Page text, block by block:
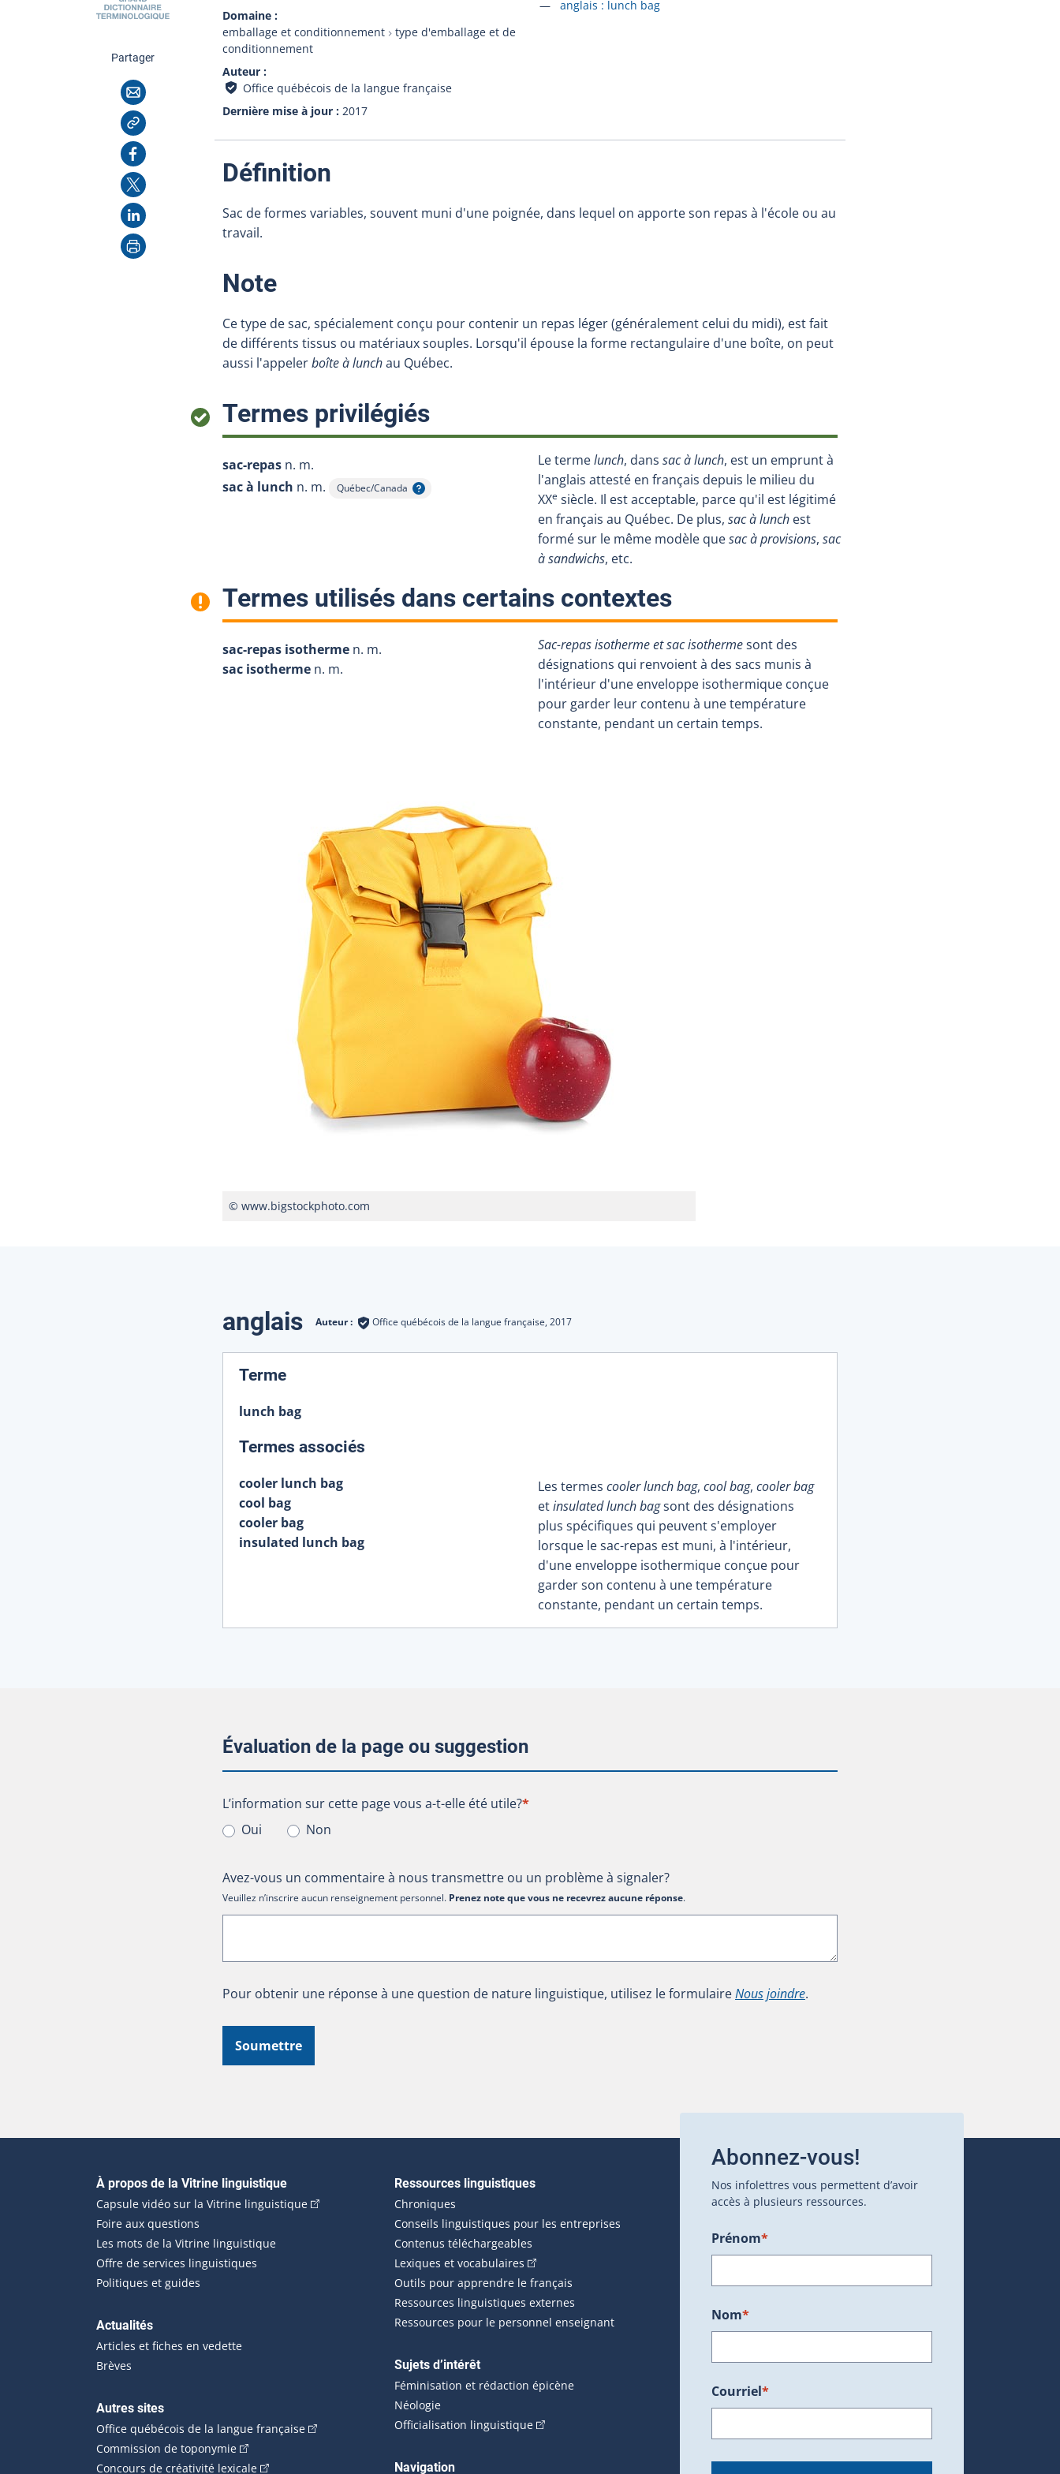
Domaine
emballage et conditionnement
type d'emballage et de
conditionnement
Auteur
Office québécois de la langue française
Dernière mise à jour
2017
Accéder à la fiche en
anglais : lunch bag
Partagercette page
Courriel
Copier l'adresse
Facebook
X
LinkedIn
Imprimer
Définition
Sac de formes variables, souvent muni d'une poignée, dans lequel on apporte son repas à l'école ou au
travail.
Note:
Ce type de sac, spécialement conçu pour contenir un repas léger (généralement celui du midi), est fait
de différents tissus ou matériaux souples. Lorsqu'il épouse la forme rectangulaire d'une boîte, on peut
aussi l'appelerboîte à lunchau Québec.
Termes privilégiés:
sac-repas n. m.
sac à lunch n. m. Québec/Canada
Afficher l'infobulle
Le termelunch, dans sac à lunch, est un emprunt à
l'anglais attesté en français depuis le milieu du
XXe siècle. Il est acceptable, parce qu'il est légitimé
en français au Québec. De plus, sac à lunch est
formé sur le même modèle quesac à provisions, sac
à sandwichs, etc.
Termes utilisés dans certains contextes:
sac-repas isotherme n. m.
sac isotherme n. m.
Sac-repas isotherme et sac isothermesont des
désignations qui renvoient à des sacs munis à
l'intérieur d'une enveloppe isothermique conçue
pour garder leur contenu à une température
constante, pendant un certain temps.
© www.bigstockphoto.com
Traductions
anglais Auteur : Office québécois de la langue française, 2017
Terme:
lunch bag
Termes associés
cooler lunch bag
cool bag
cooler bag
insulated lunch bag
Les termes cooler lunch bag, cool bag, cooler bag
etinsulated lunch bagsont des désignations
plus spécifiques qui peuvent s'employer
lorsque le sac-repas est muni, à l'intérieur,
d'une enveloppe isothermique conçue pour
garder son contenu à une température
constante, pendant un certain temps.
Évaluation de la page ou suggestion
L’information sur cette page vous a-t-elle été utile?
L’information sur cette page vous a-t-elle été utile?*
Oui
Non
Avez-vous un commentaire à nous transmettre ou un problème à signaler?
Veuillez n’inscrire aucun renseignement personnel. Prenez note que vous ne recevrez aucune réponse.
Pour obtenir une réponse à une question de nature linguistique, utilisez le formulaireNous joindre.
Soumettre
Navigation principale
À propos de la Vitrine linguistique
Capsule vidéo sur la Vitrine linguistique(Cet hyperlien externe s'ouvrira dans une nouvelle fenêtre.)
Foire aux questions
Les mots de la Vitrine linguistique
Offre de services linguistiques
Politiques et guides
Actualités
Articles et fiches en vedette
Brèves
Autres sites
Office québécois de la langue française(Cet hyperlien externe s'ouvrira dans une nouvelle fenêtre.)
Commission de toponymie(Cet hyperlien externe s'ouvrira dans une nouvelle fenêtre.)
Concours de créativité lexicale(Cet hyperlien externe s'ouvrira dans une nouvelle fenêtre.)
Ressources linguistiques
Chroniques
Conseils linguistiques pour les entreprises
Contenus téléchargeables
Lexiques et vocabulaires (Cet hyperlien externe s'ouvrira dans une nouvelle fenêtre.)
Outils pour apprendre le français
Ressources linguistiques externes
Ressources pour le personnel enseignant
Sujets d’intérêt
Féminisation et rédaction épicène
Néologie
Officialisation linguistique(Cet hyperlien externe s'ouvrira dans une nouvelle fenêtre.)
Navigation
Abonnez-vous!
Nos infolettres vous permettent d’avoir
accès à plusieurs ressources.
Prénom*
Nom*
Courriel*